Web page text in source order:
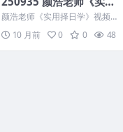
择日学》视频20集Y
颜浩老师《实用择日学》视频2
0集Y 250935 01_择日的意义和
历史渊源_1...
10 月前 0 0 48